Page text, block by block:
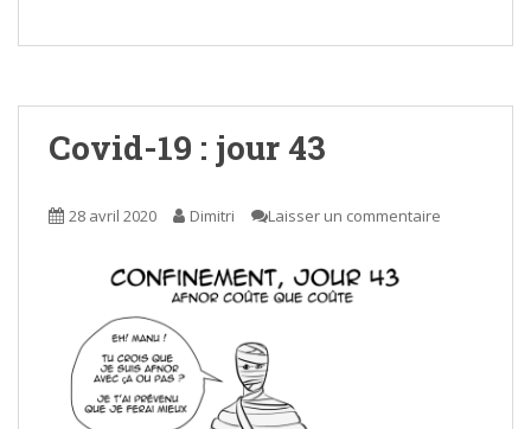
Covid-19 : jour 43
28 avril 2020 Dimitri Laisser un commentaire